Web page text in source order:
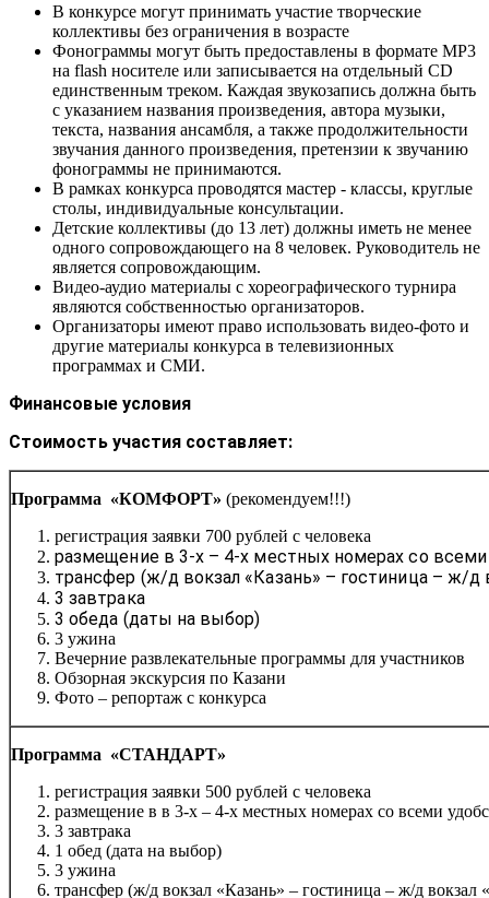
В конкурсе могут принимать участие творческие
коллективы без ограничения в возрасте
Фонограммы могут быть предоставлены в формате МР3
на flash носителе или записывается на отдельный CD
единственным треком. Каждая звукозапись должна быть
с указанием названия произведения, автора музыки,
текста, названия ансамбля, а также продолжительности
звучания данного произведения, претензии к звучанию
фонограммы не принимаются.
В рамках конкурса проводятся мастер - классы, круглые
столы, индивидуальные консультации.
Детские коллективы (до 13 лет) должны иметь не менее
одного сопровождающего на 8 человек. Руководитель не
является сопровождающим.
Видео-аудио материалы с хореографического турнира
являются собственностью организаторов.
Организаторы имеют право использовать видео-фото и
другие материалы конкурса в телевизионных
программах и СМИ.
Финансовые условия
Стоимость участия составляет:
Программа «КОМФОРТ» (рекомендуем!!!)
регистрация заявки 700 рублей с человека
размещение в 3-х – 4-х местных номерах со
трансфер (ж/д вокзал «Казань» – гостиница – ж/д
3 завтрака
3 обеда (даты на выбор)
3 ужина
Вечерние развлекательные программы для участников
Обзорная экскурсия по Казани
Фото – репортаж с конкурса
Программа «СТАНДАРТ»
регистрация заявки 500 рублей с человека
размещение в в 3-х – 4-х местных номерах со всеми
3 завтрака
1 обед (дата на выбор)
3 ужина
трансфер (ж/д вокзал «Казань» – гостиница – ж/д вокзал